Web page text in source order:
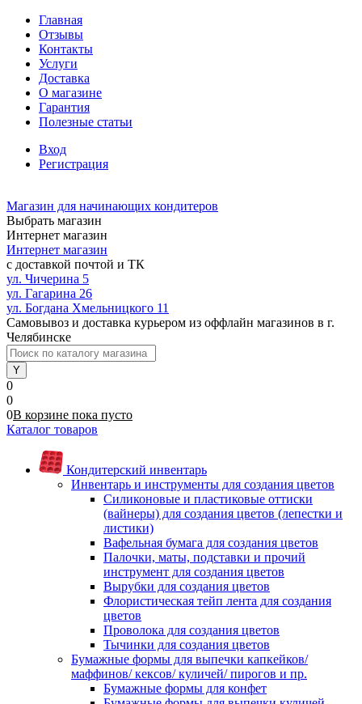
Главная
Отзывы
Контакты
Услуги
Доставка
О магазине
Гарантия
Полезные статьи
Вход
Регистрация
Магазин для начинающих кондитеров
Выбрать магазин
Интернет магазин
Интернет магазин
с доставкой почтой и ТК
ул. Чичерина 5
ул. Гагарина 26
ул. Богдана Хмельницкого 11
Самовывоз и доставка курьером из оффлайн магазинов в г.
Челябинске
0
0
0В корзине пока пусто
Каталог товаров
Кондитерский инвентарь
Инвентарь и инструменты для создания цветов
Силиконовые и пластиковые оттиски
(вайнеры) для создания цветов (лепестки и
листики)
Вафельная бумага для создания цветов
Палочки, маты, подставки и прочий
инструмент для создания цветов
Вырубки для создания цветов
Флористическая тейп лента для создания
цветов
Проволока для создания цветов
Тычинки для создания цветов
Бумажные формы для выпечки капкейков/
маффинов/ кексов/ куличей/ пирогов и пр.
Бумажные формы для конфет